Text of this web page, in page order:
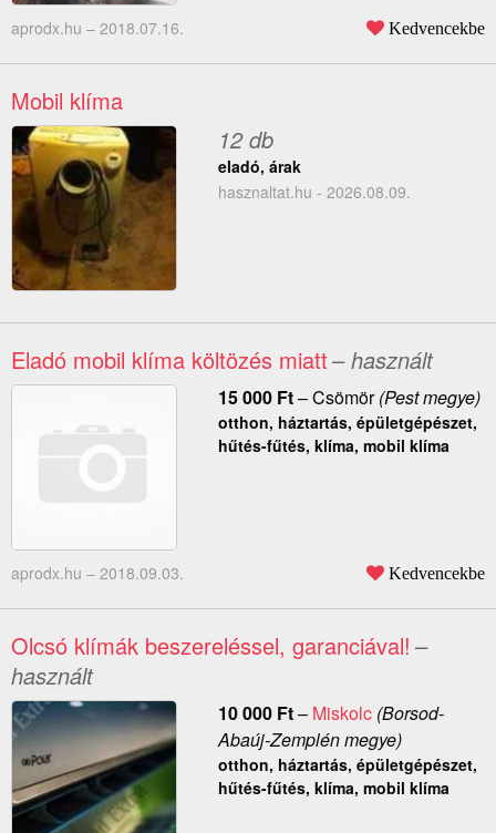
aprodx.hu – 2018.07.16. Kedvencekbe
Mobil klíma
12 db
eladó, árak
hasznaltat.hu - 2026.08.09.
Eladó mobil klíma költözés miatt– használt
15 000 Ft–Csömör(Pest megye)
otthon, háztartás, épületgépészet,
hűtés-fűtés, klíma, mobil klíma
aprodx.hu – 2018.09.03. Kedvencekbe
Olcsó klímák beszereléssel, garanciával! –
használt
10 000 Ft– Miskolc(Borsod-
Abaúj-Zemplén megye)
otthon, háztartás, épületgépészet,
hűtés-fűtés, klíma, mobil klíma